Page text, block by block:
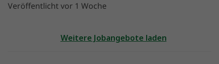
Veröffentlicht vor 1 Woche
Weitere Jobangebote laden